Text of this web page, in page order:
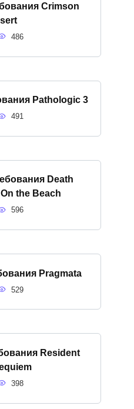
Crimson
486
Pathologic 3
491
Death
the Beach
596
Pragmata
529
Resident
398